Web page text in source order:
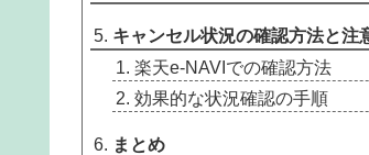
キャンセル状況の確認方法と注
楽天e-NAVIでの確認方法
効果的な状況確認の手順
まとめ